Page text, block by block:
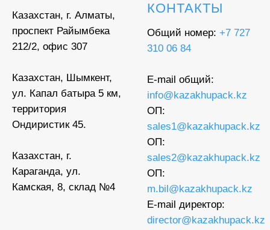
Казахстан, г. Алматы,
проспект Райымбека
212/2, офис 307
Казахстан, Шымкент,
ул. Капал батыра 5 км,
территория
Ондиристик 45.
Казахстан, г.
Караганда, ул.
Камская, 8, склад №4
КОНТАКТЫ
Общий номер: +7 727
310 06 84
E-mail общий:
info@kazakhupack.kz
ОП:
sales1@kazakhupack.kz
ОП:
sales2@kazakhupack.kz
ОП:
m.bil@kazakhupack.kz
E-mail директор:
director@kazakhupack.kz